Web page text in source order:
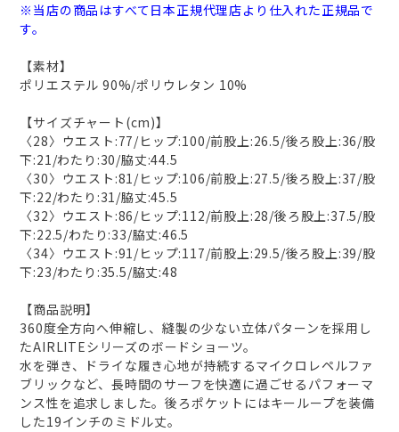
※当店の商品はすべて日本正規代理店より仕入れた正規品で
す。
【素材】
ポリエステル 90%/ポリウレタン 10%
【サイズチャート(cm)】
〈28〉ウエスト:77/ヒップ:100/前股上:26.5/後ろ股上:36/股
下:21/わたり:30/脇丈:44.5
〈30〉ウエスト:81/ヒップ:106/前股上:27.5/後ろ股上:37/股
下:22/わたり:31/脇丈:45.5
〈32〉ウエスト:86/ヒップ:112/前股上:28/後ろ股上:37.5/股
下:22.5/わたり:33/脇丈:46.5
〈34〉ウエスト:91/ヒップ:117/前股上:29.5/後ろ股上:39/股
下:23/わたり:35.5/脇丈:48
【商品説明】
360度全方向へ伸縮し、縫製の少ない立体パターンを採用し
たAIRLITEシリーズのボードショーツ。
水を弾き、ドライな履き心地が持続するマイクロレペルファ
ブリックなど、長時間のサーフを快適に過ごせるパフォーマ
ンス性を追求しました。後ろポケットにはキーループを装備
した19インチのミドル丈。